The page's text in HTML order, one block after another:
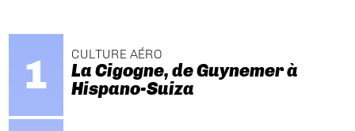
CULTURE AÉRO
La Cigogne, de Guynemer à
Hispano-Suiza